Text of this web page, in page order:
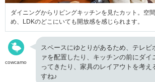
ダイニングからリビングキッチンを見たカット。空
め、LDKのどこにいても開放感を感じられます。
cowcamo
スペースにゆとりがあるため、テレビ
ァを配置したり、キッチンの前にダイ
ってきたり、家具のレイアウトを考え
すね♪